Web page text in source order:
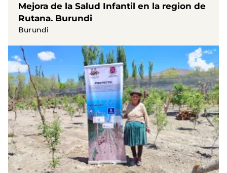
Mejora de la Salud Infantil en la region de
Rutana. Burundi
Burundi